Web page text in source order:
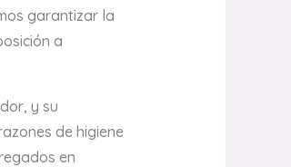
garantizar la
a
y su
de higiene
en